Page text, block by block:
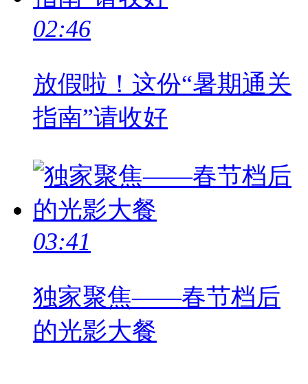
02:46
放假啦！这份“暑期通关
指南”请收好
03:41
独家聚焦——春节档后
的光影大餐